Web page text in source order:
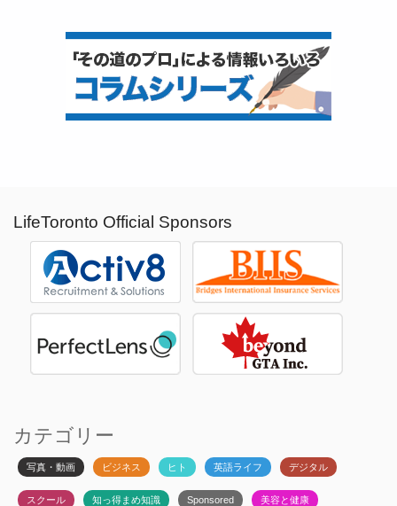
LifeToronto Official Sponsors
カテゴリー
写真・動画 ビジネス ヒト 英語ライフ デジタル
スクール 知っ得まめ知識 Sponsored 美容と健康